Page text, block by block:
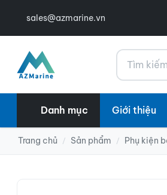
sales@azmarine.vn
Tìm kiếm
Danh mục Giới thiệu
Trang chủ / Sản phẩm / Phụ kiện